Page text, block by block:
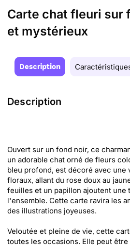
Carte chat fleuri sur
et mystérieux
Description
Description
Ouvert sur un fond noir, ce
un adorable chat orné de fleurs
bleu profond, est décoré avec une
floraux, allant du rose doux au
feuilles et un papillon ajoutent une
l'ensemble. Cette carte ravira les
des illustrations joyeuses.
Veloutée et pleine de vie, cette
toutes les occasions. Elle peut être